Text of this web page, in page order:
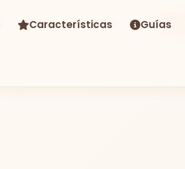
Características Guías